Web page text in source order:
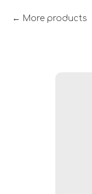
More products